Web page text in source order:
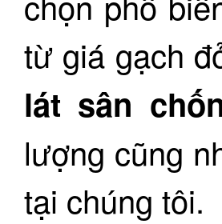
từ giá gạch
lát sân
lượng cũng
tại chúng tôi.